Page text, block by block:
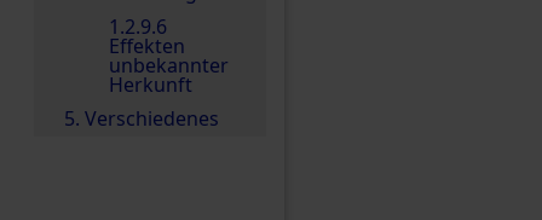
1.2.9.6
Effekten
unbekannter
Herkunft
5. Verschiedenes